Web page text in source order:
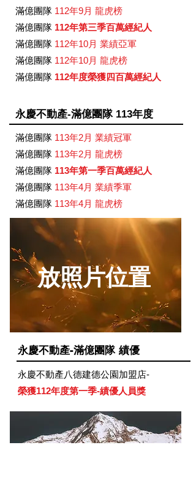
滿億團隊 112年9月 龍虎榜
滿億團隊 112年第三季百萬經紀人
滿億團隊 112年10月 業績亞軍
滿億團隊 112年10月 龍虎榜
滿億團隊 112年度榮獲四百萬經紀人
永慶不動產-滿億團隊 113年度
滿億團隊 113年2月 業績冠軍
滿億團隊 113年2月 龍虎榜
滿億團隊 113年第一季百萬經紀人
滿億團隊 113年4月 業績季軍
滿億團隊 113年4月 龍虎榜
放照片位置
永慶不動產-滿億團隊 績優
永慶不動產八德建德公園加盟店-
榮獲112年度第一季-績優人員獎